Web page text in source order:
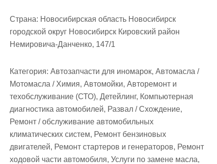
Страна: Новосибирская область Новосибирск
городской округ Новосибирск Кировский район
Немировича-Данченко, 147/1
Категория: Автозапчасти для иномарок, Автомасла /
Мотомасла / Химия, Автомойки, Авторемонт и
техобслуживание (СТО), Детейлинг, Компьютерная
диагностика автомобилей, Развал / Схождение,
Ремонт / обслуживание автомобильных
климатических систем, Ремонт бензиновых
двигателей, Ремонт стартеров и генераторов, Ремонт
ходовой части автомобиля, Услуги по замене масла,